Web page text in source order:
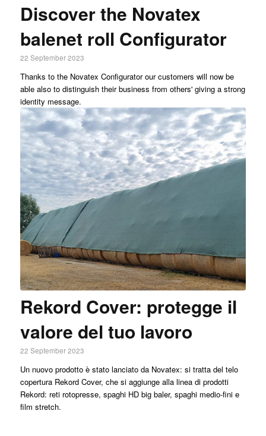
Discover the Novatex
balenet roll Configurator
22 September 2023
Thanks to the Novatex Configurator our customers will now be
able also to distinguish their business from others' giving a strong
identity message.
Rekord Cover: protegge il
valore del tuo lavoro
22 September 2023
Un nuovo prodotto è stato lanciato da Novatex: si tratta del telo
copertura Rekord Cover, che si aggiunge alla linea di prodotti
Rekord: reti rotopresse, spaghi HD big baler, spaghi medio-fini e
film stretch.